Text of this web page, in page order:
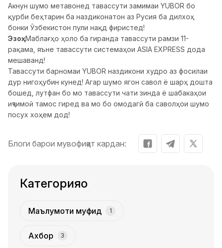
Акнун шумо метавонед тавассути замимаи YUBOR бо
қурби беҳтарин ба наздиконатон аз Русия ба дилхоҳ
бонки Ӯзбекистон пули нақд фиристед!
Эзоҳ:Маблағҳо ҳоло ба гиранда тавассути рамзи 11-
рақама, яъне тавассути системаҳои ASIA EXPRESS дода
мешаванд!
Тавассути барномаи YUBOR наздикони худро аз фосилаи
дур нигоҳубин кунед! Агар шумо ягон савол ё шарҳ дошта
бошед, лутфан бо мо тавассути чати зинда ё шабакаҳои
иҷтимоӣ тамос гиред ва мо бо омодагӣ ба саволҳои шумо
посух хоҳем дод!
Блоги барои мувофиқат кардан:
Категорияҳо
Маълумоти муфид 1
Ахбор 3